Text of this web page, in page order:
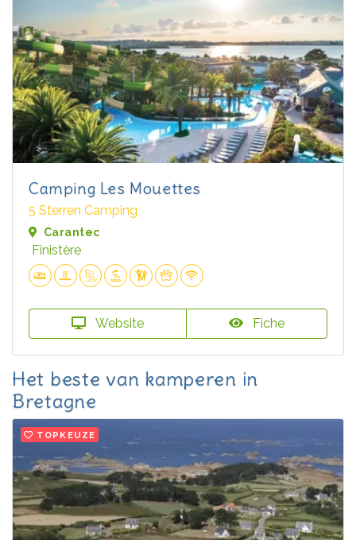
Camping Les Mouettes
5 Sterren Camping
Carantec
Finistère
Website Fiche
Het beste van kamperen in
Bretagne
TOPKEUZE